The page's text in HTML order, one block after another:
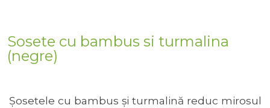
Sosete cu bambus si turmalina
(negre)
Şosetele cu bambus şi turmalină reduc mirosul